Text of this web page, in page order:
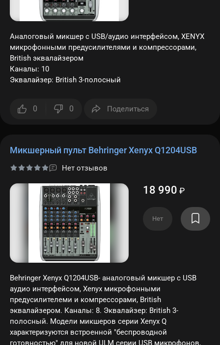
Аналоговый микшер с USB/аудио интерфейсом, XENYX
микрофонными предусилителями и компрессорами,
British эквалайзером
Каналы: 10
Эквалайзер: British 3-полосный
0 0 Поделиться
Микшерный пульт Behringer Xenyx Q1204USB
Нет отзывов
18 990 ₽
Нет
Behringer Xenyx Q1204USB- аналоговый микшер с USB
аудио интерфейсом, Xenyx микрофонными
предусилителеми и компрессорами, British
эквалайзером. Каналы: 8. Эквалайзер: British 3-
полосный. Модели микшеров серии Xenyx Q
характеризуются встроенной "беспроводной
готовностью" для новой ULM серии USB микрофонов,